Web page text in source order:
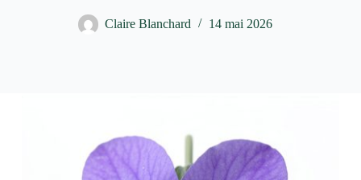
Claire Blanchard 14 mai 2026